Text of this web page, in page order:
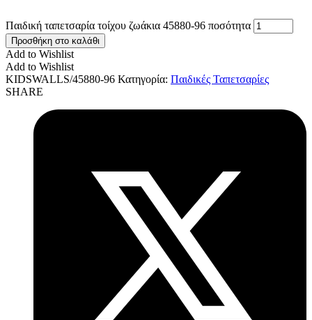
Παιδική ταπετσαρία τοίχου ζωάκια 45880-96 ποσότητα
Προσθήκη στο καλάθι
Add to Wishlist
Add to Wishlist
KIDSWALLS/45880-96 Κατηγορία: Παιδικές Ταπετσαρίες
SHARE